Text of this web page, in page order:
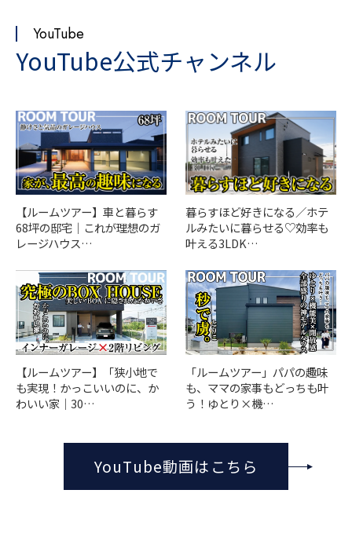
YouTube
YouTube公式チャンネル
【ルームツアー】車と暮らす
68坪の邸宅｜これが理想のガ
レージハウス…
暮らすほど好きになる／ホテ
ルみたいに暮らせる♡効率も
叶える3LDK…
【ルームツアー】「狭小地で
も実現！かっこいいのに、か
わいい家｜30…
「ルームツアー」パパの趣味
も、ママの家事もどっちも叶
う！ゆとり×機…
YouTube動画はこちら